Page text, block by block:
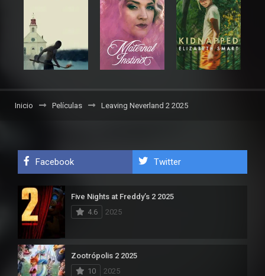
Inicio Películas Leaving Neverland 2 2025
Facebook Twitter
Five Nights at Freddy’s 2 2025
4.6
2025
Zootrópolis 2 2025
10
2025